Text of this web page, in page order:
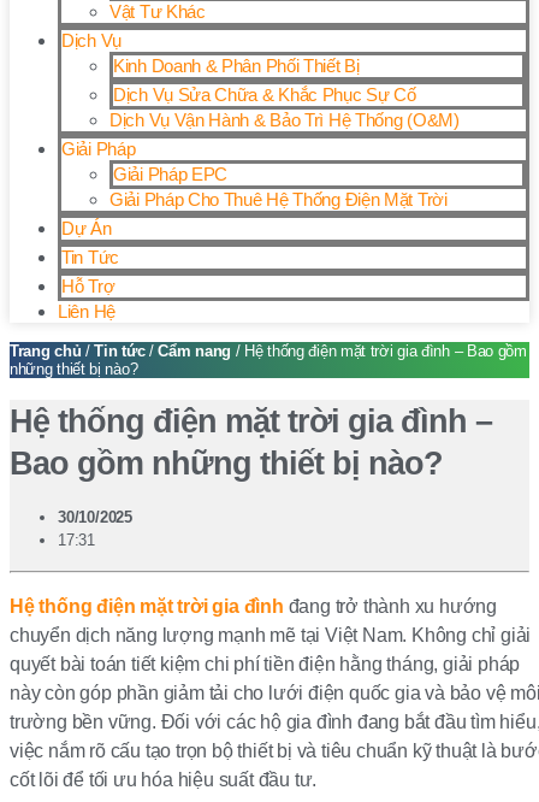
Vật Tư Khác
Dịch Vụ
Kinh Doanh & Phân Phối Thiết Bị
Dịch Vụ Sửa Chữa & Khắc Phục Sự Cố
Dịch Vụ Vận Hành & Bảo Trì Hệ Thống (O&M)
Giải Pháp
Giải Pháp EPC
Giải Pháp Cho Thuê Hệ Thống Điện Mặt Trời
Dự Án
Tin Tức
Hỗ Trợ
Liên Hệ
Trang chủ /Tin tức/Cẩm nang / Hệ thống điện mặt trời gia đình – Bao gồm
những thiết bị nào?
Hệ thống điện mặt trời gia đình –
Bao gồm những thiết bị nào?
30/10/2025
17:31
Hệ thống điện mặt trời gia đình đang trở thành xu hướng
chuyển dịch năng lượng mạnh mẽ tại Việt Nam. Không chỉ giải
quyết bài toán tiết kiệm chi phí tiền điện hằng tháng, giải pháp
này còn góp phần giảm tải cho lưới điện quốc gia và bảo vệ
trường bền vững. Đối với các hộ gia đình đang bắt đầu tìm
việc nắm rõ cấu tạo trọn bộ thiết bị và tiêu chuẩn kỹ thuật là
cốt lõi để tối ưu hóa hiệu suất đầu tư.